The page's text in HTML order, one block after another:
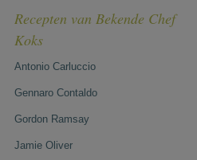
Recepten van Bekende Chef
Koks
Antonio Carluccio
Gennaro Contaldo
Gordon Ramsay
Jamie Oliver